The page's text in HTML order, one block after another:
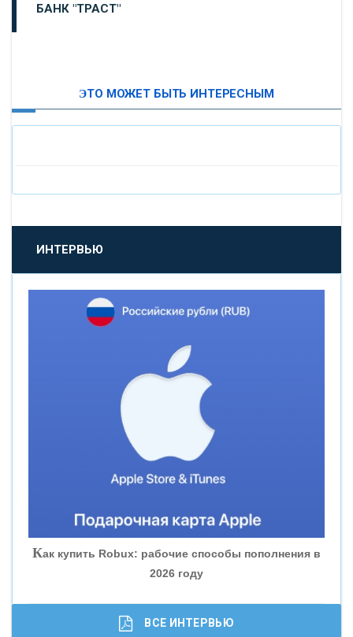
БАНК "ТРАСТ"
«БАНК САНКТ-ПЕТЕРБУРГ»
«ПРОМСВЯЗЬБАНК»
«НОВИКОМБАНК»
«ВНЕШПРОМБАНК»
«БАНК ГЛОБЭКС»
«СОВКОМБАНК»
«ГАЗПРОМБАНК»
ЭТО МОЖЕТ БЫТЬ ИНТЕРЕСНЫМ
ИНТЕРВЬЮ
Как купить Robux: рабочие способы пополнения в
2026 году
ВСЕ ИНТЕРВЬЮ